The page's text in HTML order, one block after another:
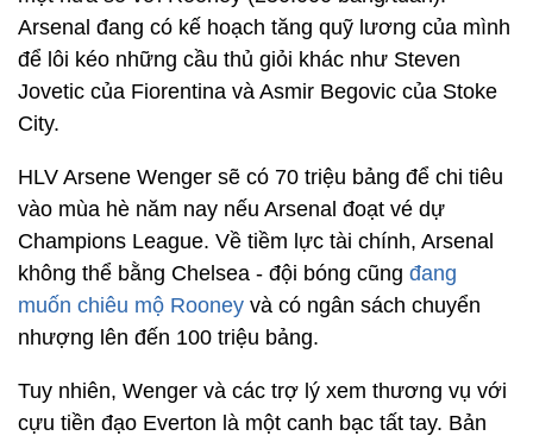
Arsenal đang có kế hoạch tăng quỹ lương của mình
để lôi kéo những cầu thủ giỏi khác như Steven
Jovetic của Fiorentina và Asmir Begovic của Stoke
City.
HLV Arsene Wenger sẽ có 70 triệu bảng để chi tiêu
vào mùa hè năm nay nếu Arsenal đoạt vé dự
Champions League. Về tiềm lực tài chính, Arsenal
không thể bằng Chelsea - đội bóng cũng đang
muốn chiêu mộ Rooney và có ngân sách chuyển
nhượng lên đến 100 triệu bảng.
Tuy nhiên, Wenger và các trợ lý xem thương vụ với
cựu tiền đạo Everton là một canh bạc tất tay. Bản